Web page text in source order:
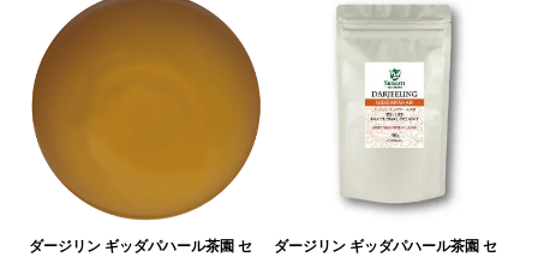
ダージリン ギッダパハール茶園 セ
ダージリン ギッダパハール茶園 セ